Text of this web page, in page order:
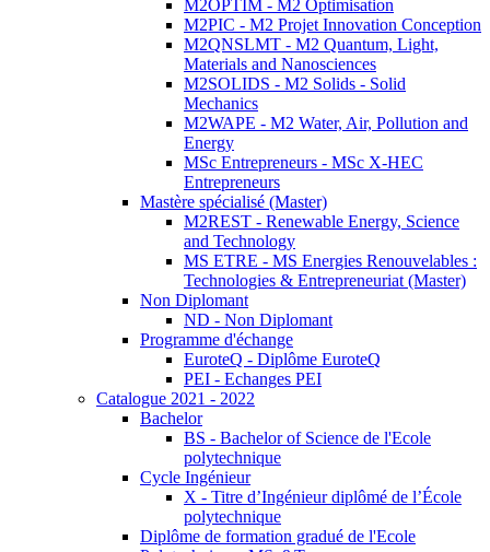
M2OPTIM - M2 Optimisation
M2PIC - M2 Projet Innovation Conception
M2QNSLMT - M2 Quantum, Light,
Materials and Nanosciences
M2SOLIDS - M2 Solids - Solid
Mechanics
M2WAPE - M2 Water, Air, Pollution and
Energy
MSc Entrepreneurs - MSc X-HEC
Entrepreneurs
Mastère spécialisé (Master)
M2REST - Renewable Energy, Science
and Technology
MS ETRE - MS Energies Renouvelables :
Technologies & Entrepreneuriat (Master)
Non Diplomant
ND - Non Diplomant
Programme d'échange
EuroteQ - Diplôme EuroteQ
PEI - Echanges PEI
Catalogue 2021 - 2022
Bachelor
BS - Bachelor of Science de l'Ecole
polytechnique
Cycle Ingénieur
X - Titre d’Ingénieur diplômé de l’École
polytechnique
Diplôme de formation gradué de l'Ecole